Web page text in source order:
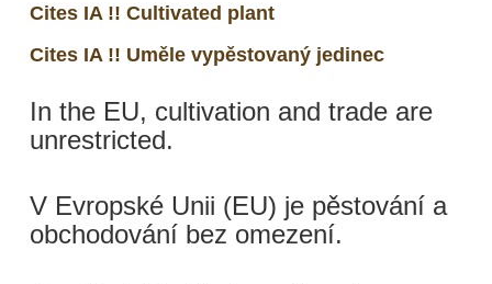
Cites IA !! Cultivated plant
Cites IA !! Uměle vypěstovaný jedinec
In the EU, cultivation and trade are
unrestricted.
V Evropské Unii (EU) je pěstování a
obchodování bez omezení.